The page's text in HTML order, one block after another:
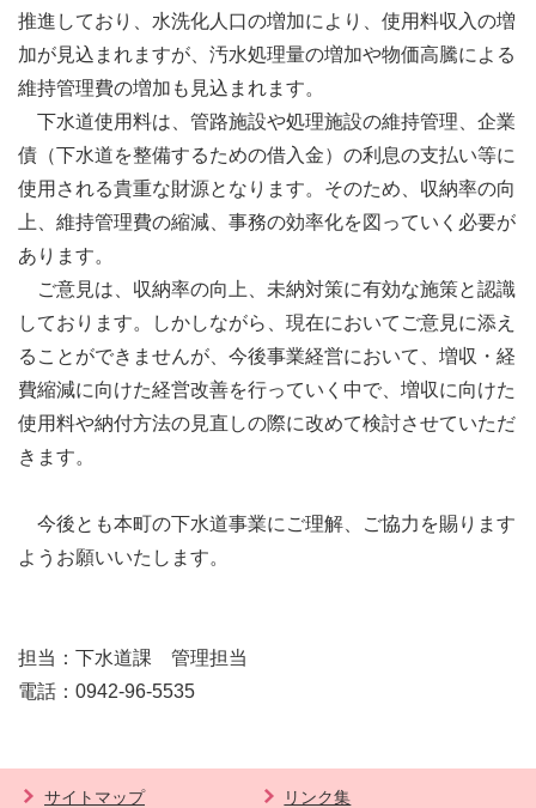
推進しており、水洗化人口の増加により、使用料収入の増
加が見込まれますが、汚水処理量の増加や物価高騰による
維持管理費の増加も見込まれます。
下水道使用料は、管路施設や処理施設の維持管理、企業
債（下水道を整備するための借入金）の利息の支払い等に
使用される貴重な財源となります。そのため、収納率の向
上、維持管理費の縮減、事務の効率化を図っていく必要が
あります。
ご意見は、収納率の向上、未納対策に有効な施策と認識
しております。しかしながら、現在においてご意見に添え
ることができませんが、今後事業経営において、増収・経
費縮減に向けた経営改善を行っていく中で、増収に向けた
使用料や納付方法の見直しの際に改めて検討させていただ
きます。
今後とも本町の下水道事業にご理解、ご協力を賜ります
ようお願いいたします。
担当：下水道課 管理担当
電話：0942-96-5535
サイトマップ
リンク集